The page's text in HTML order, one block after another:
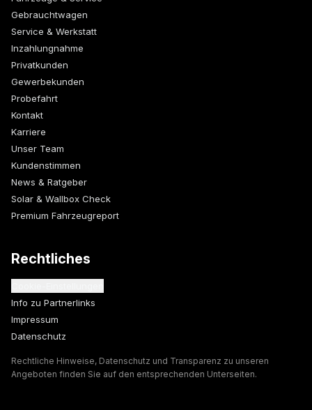
Gebrauchtwagen
Service & Werkstatt
Inzahlungnahme
Privatkunden
Gewerbekunden
Probefahrt
Kontakt
Karriere
Unser Team
Kundenstimmen
News & Ratgeber
Solar & Wallbox Check
Premium Fahrzeugreport
Rechtliches
Info zu Partnerlinks
Impressum
Datenschutz
Rechtliche Hinweise, Datenschutz und Transparenz zu unseren
Angeboten finden Sie auf den entsprechenden Unterseiten.